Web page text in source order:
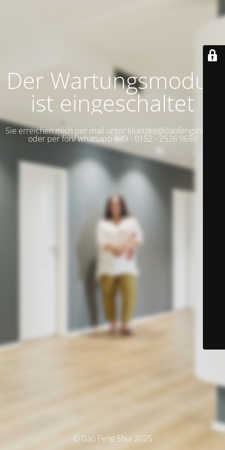
Der Wartungsmodus
ist eingeschaltet
Sie erreichen mich per mail unter kluetzke@daofengshui.de
oder per fon/ whatsapp +49 - 0152 - 2526 9686
© Dao Feng Shui 2025